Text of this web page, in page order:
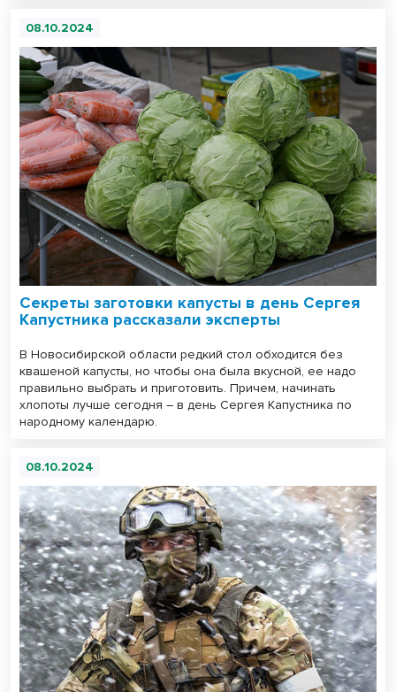
08.10.2024
Секреты заготовки капусты в день Сергея
Капустника рассказали эксперты
В Новосибирской области редкий стол обходится без
квашеной капусты, но чтобы она была вкусной, ее надо
правильно выбрать и приготовить. Причем, начинать
хлопоты лучше сегодня – в день Сергея Капустника по
народному календарю.
08.10.2024